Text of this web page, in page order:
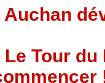
Auchan
Le Tour du